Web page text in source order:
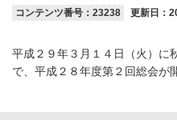
コンテンツ番号：23238 更新日：
平成２９年３月１４日（火）に
で、平成２８年度第２回総会が